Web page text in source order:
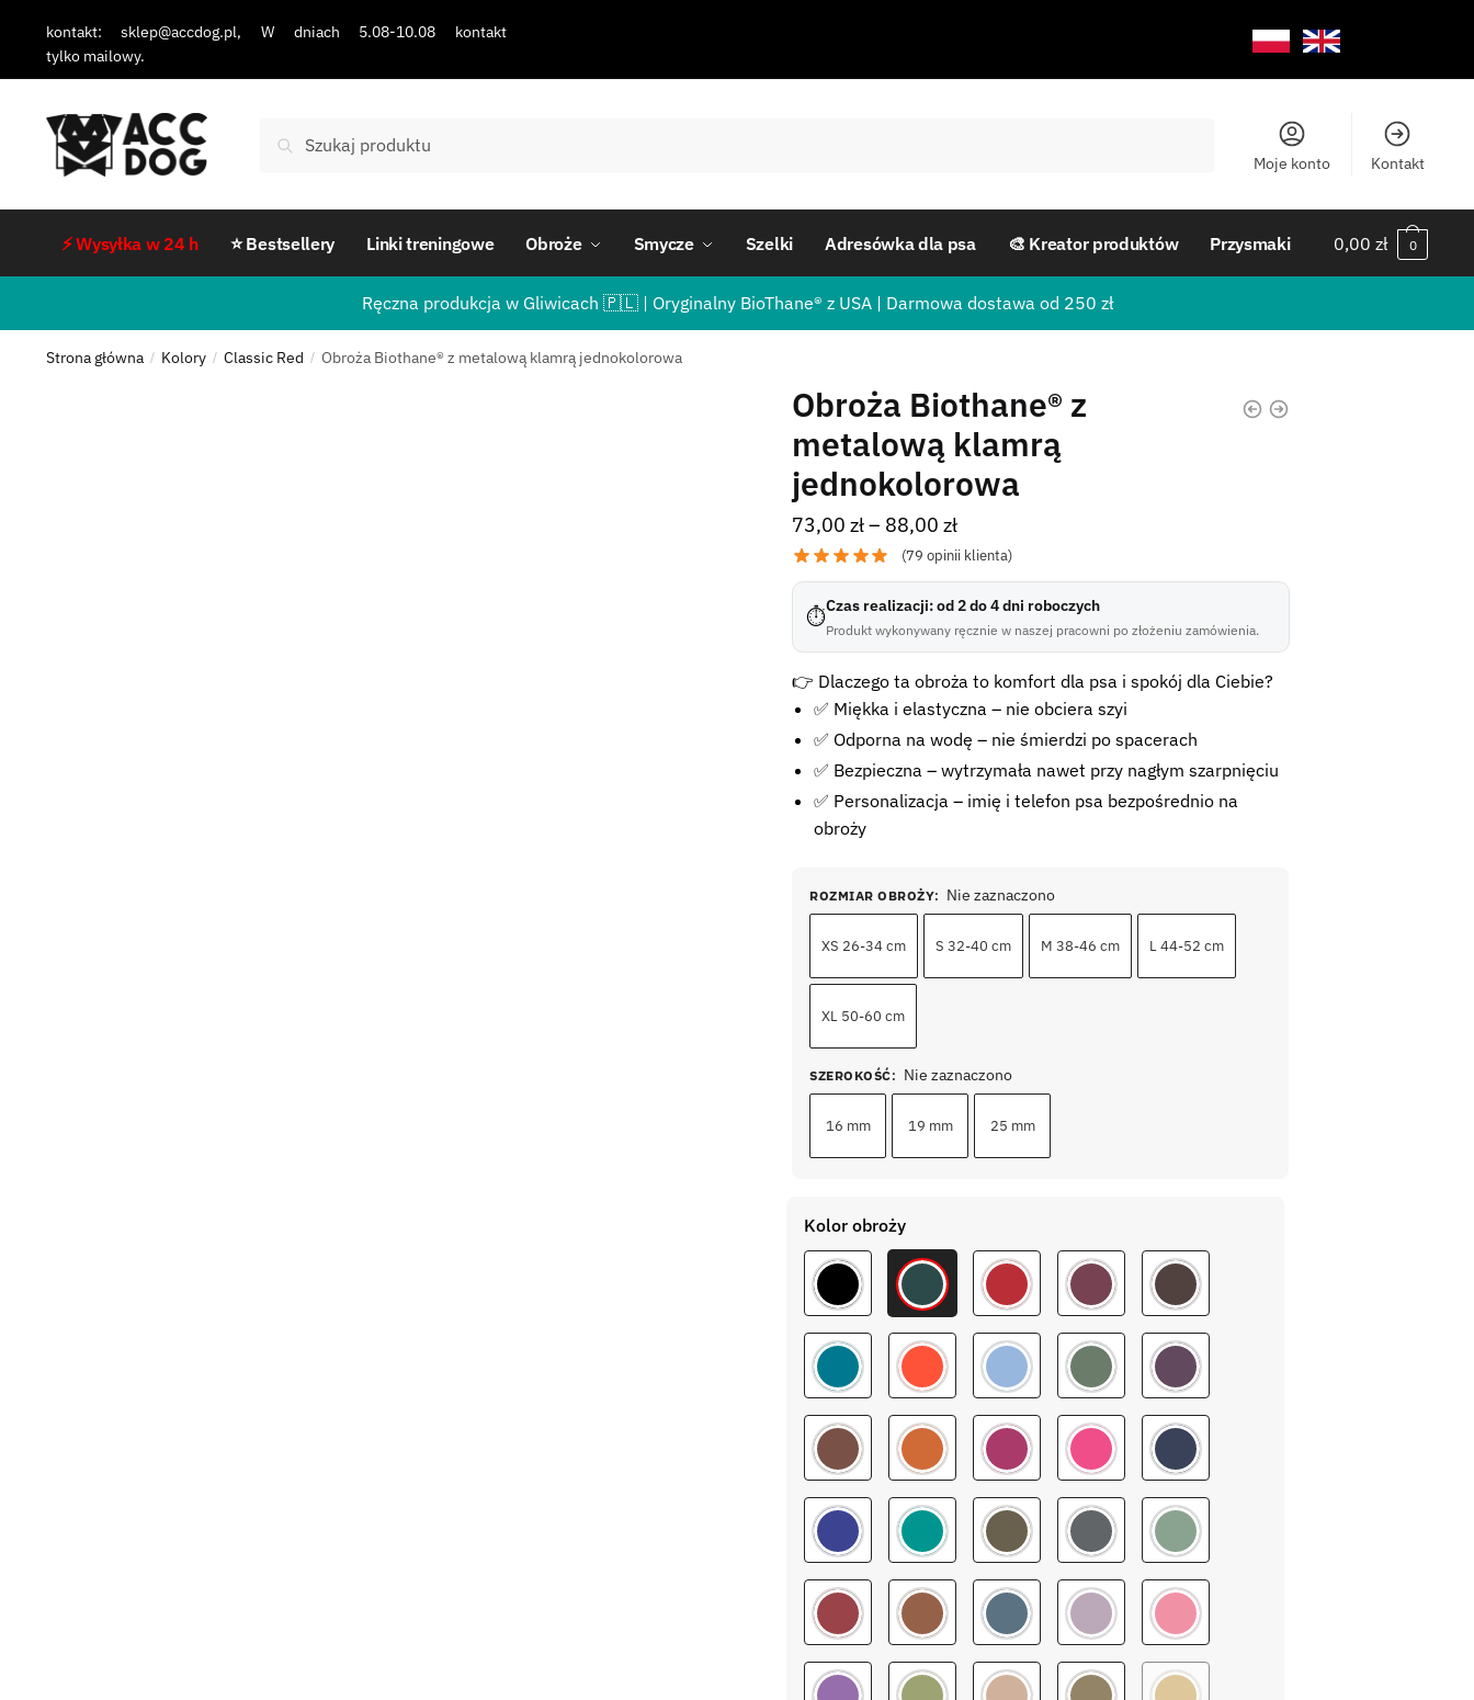
kontakt: sklep@accdog.pl, W dniach 5.08-10.08 kontakt
tylko mailowy.
Szukaj
Moje konto Kontakt
⚡ Wysyłka w 24 h ⭐ Bestsellery Linki treningowe Obroże Smycze Szelki Adresówka dla psa 🎨 Kreator produktów Przysmaki 0,00zł 0
Ręczna produkcja w Gliwicach 🇵🇱 | Oryginalny BioThane® z USA | Darmowa dostawa od 250 zł
Strona główna / Kolory / Classic Red / Obroża Biothane® z metalową klamrą jednokolorowa
Obroża Biothane® z
metalową klamrą
jednokolorowa
73,00zł– 88,00zł
(79 opinii klienta)
⏱Czas realizacji: od 2 do 4 dni roboczych
Produkt wykonywany ręcznie w naszej pracowni po złożeniu zamówienia.
👉 Dlaczego ta obroża to komfort dla psa i spokój dla Ciebie?
✅ Miękka i elastyczna – nie obciera szyi
✅ Odporna na wodę – nie śmierdzi po spacerach
✅ Bezpieczna – wytrzymała nawet przy nagłym szarpnięciu
✅ Personalizacja – imię i telefon psa bezpośrednio na
obroży
ROZMIAR OBROŻY: Nie zaznaczono
XS 26-34 cm S 32-40 cm M 38-46 cm L 44-52 cm
XL 50-60 cm
SZEROKOŚĆ: Nie zaznaczono
16 mm 19 mm 25 mm
Kolor obroży